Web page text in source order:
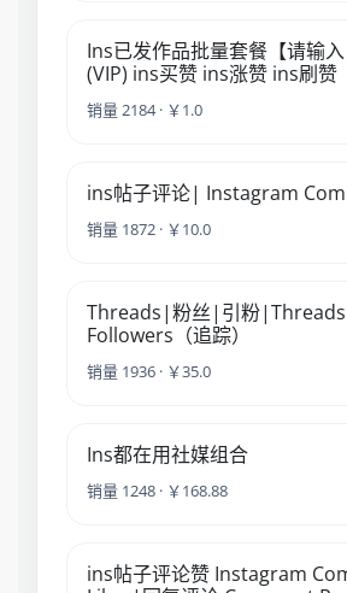
Ins已发作品批量套餐【请输
(VIP) ins买赞 ins涨赞 ins刷赞
销量 2184 · ￥1.0
ins帖子评论| Instagram
销量 1872 · ￥10.0
Threads|粉丝|引粉|Threads
Followers（追踪）
销量 1936 · ￥35.0
Ins都在用社媒组合
销量 1248 · ￥168.88
ins帖子评论赞 Instagram